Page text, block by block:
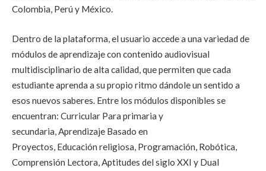
Colombia, Perú y México.
Dentro de la plataforma, el usuario accede a una variedad de
módulos de aprendizaje con contenido audiovisual
multidisciplinario de alta calidad, que permiten que cada
estudiante aprenda a su propio ritmo dándole un sentido a
esos nuevos saberes. Entre los módulos disponibles se
encuentran: Curricular Para primaria y
secundaria, Aprendizaje Basado en
Proyectos, Educación religiosa, Programación, Robótica,
Comprensión Lectora, Aptitudes del siglo XXI y Dual